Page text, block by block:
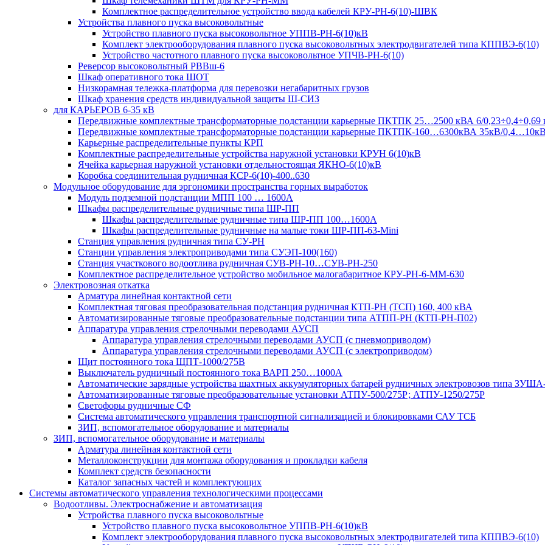
Комплектное распределительное устройство ввода кабелей КРУ-РН-6(10)-ШВК
Устройства плавного пуска высоковольтные
Устройство плавного пуска высоковольтное УППВ-РН-6(10)кВ
Комплект электрооборудования плавного пуска высоковольтных электродвигателей типа КППВЭ-6(10)
Устройство частотного плавного пуска высоковольтное УПЧВ-РН-6(10)
Реверсор высоковольтный РВВш-6
Шкаф оперативного тока ШОТ
Низкорамная тележка-платформа для перевозки негабаритных грузов
Шкаф хранения средств индивидуальной защиты Ш-СИЗ
для КАРЬЕРОВ 6-35 кВ
Передвижные комплектные трансформаторные подстанции карьерные ПКТПК 25…2500 кВА 6/0,23÷0,4÷0,69
Передвижные комплектные трансформаторные подстанции карьерные ПКТПК-160…6300кВА 35кВ/
Карьерные распределительные пункты КРП
Комплектные распределительные устройства наружной установки КРУН 6(10)кВ
Ячейка карьерная наружной установки отдельностоящая ЯКНО-6(10)кВ
Коробка соединительная рудничная КСР-6(10)-400..630
Модульное оборудование для эргономики пространства горных выработок
Модуль подземной подстанции МПП 100 … 1600А
Шкафы распределительные рудничные типа ШР-ПП
Шкафы распределительные рудничные типа ШР-ПП 100…1600А
Шкафы распределительные рудничные на малые токи ШР-ПП-63-Mini
Станция управления рудничная типа СУ-РН
Станции управления электроприводами типа СУЭП-100(160)
Станция участкового водоотлива рудничная СУВ-РН-10…СУВ-РН-250
Комплектное распределительное устройство мобильное малогабаритное КРУ-РН-6-ММ-630
Электровозная откатка
Арматура линейная контактной сети
Комплектная тяговая преобразовательная подстанция рудничная КТП-РН (ТСП) 160, 400 кВА
Автоматизированные тяговые преобразовательные подстанции типа АТПП-РН (КТП-РН-П02)
Аппаратура управления стрелочными переводами АУСП
Аппаратура управления стрелочными переводами АУСП (с пневмоприводом)
Аппаратура управления стрелочными переводами АУСП (с электроприводом)
Щит постоянного тока ЩПТ-1000/275В
Выключатель рудничный постоянного тока ВАРП 250…1000А
Автоматические зарядные устройства шахтных аккумуляторных батарей рудничных электровозов типа
Автоматизированные тяговые преобразовательные установки АТПУ-500/275Р; АТПУ-1250/275Р
Светофоры рудничные СФ
Система автоматического управления транспортной сигнализацией и блокировками САУ ТСБ
ЗИП, вспомогательное оборудование и материалы
ЗИП, вспомогательное оборудование и материалы
Арматура линейная контактной сети
Металлоконструкции для монтажа оборудования и прокладки кабеля
Комплект средств безопасности
Каталог запасных частей и комплектующих
Системы автоматического управления технологическими процессами
Водоотливы. Электроснабжение и автоматизация
Устройства плавного пуска высоковольтные
Устройство плавного пуска высоковольтное УППВ-РН-6(10)кВ
Комплект электрооборудования плавного пуска высоковольтных электродвигателей типа КППВЭ-6(10)